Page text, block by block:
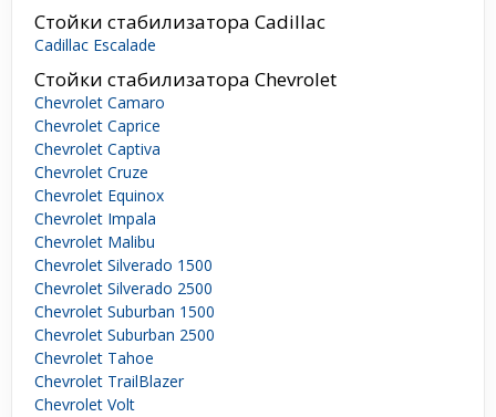
Стойки стабилизатора Cadillac
Cadillac Escalade
Стойки стабилизатора Chevrolet
Chevrolet Camaro
Chevrolet Caprice
Chevrolet Captiva
Chevrolet Cruze
Chevrolet Equinox
Chevrolet Impala
Chevrolet Malibu
Chevrolet Silverado 1500
Chevrolet Silverado 2500
Chevrolet Suburban 1500
Chevrolet Suburban 2500
Chevrolet Tahoe
Chevrolet TrailBlazer
Chevrolet Volt